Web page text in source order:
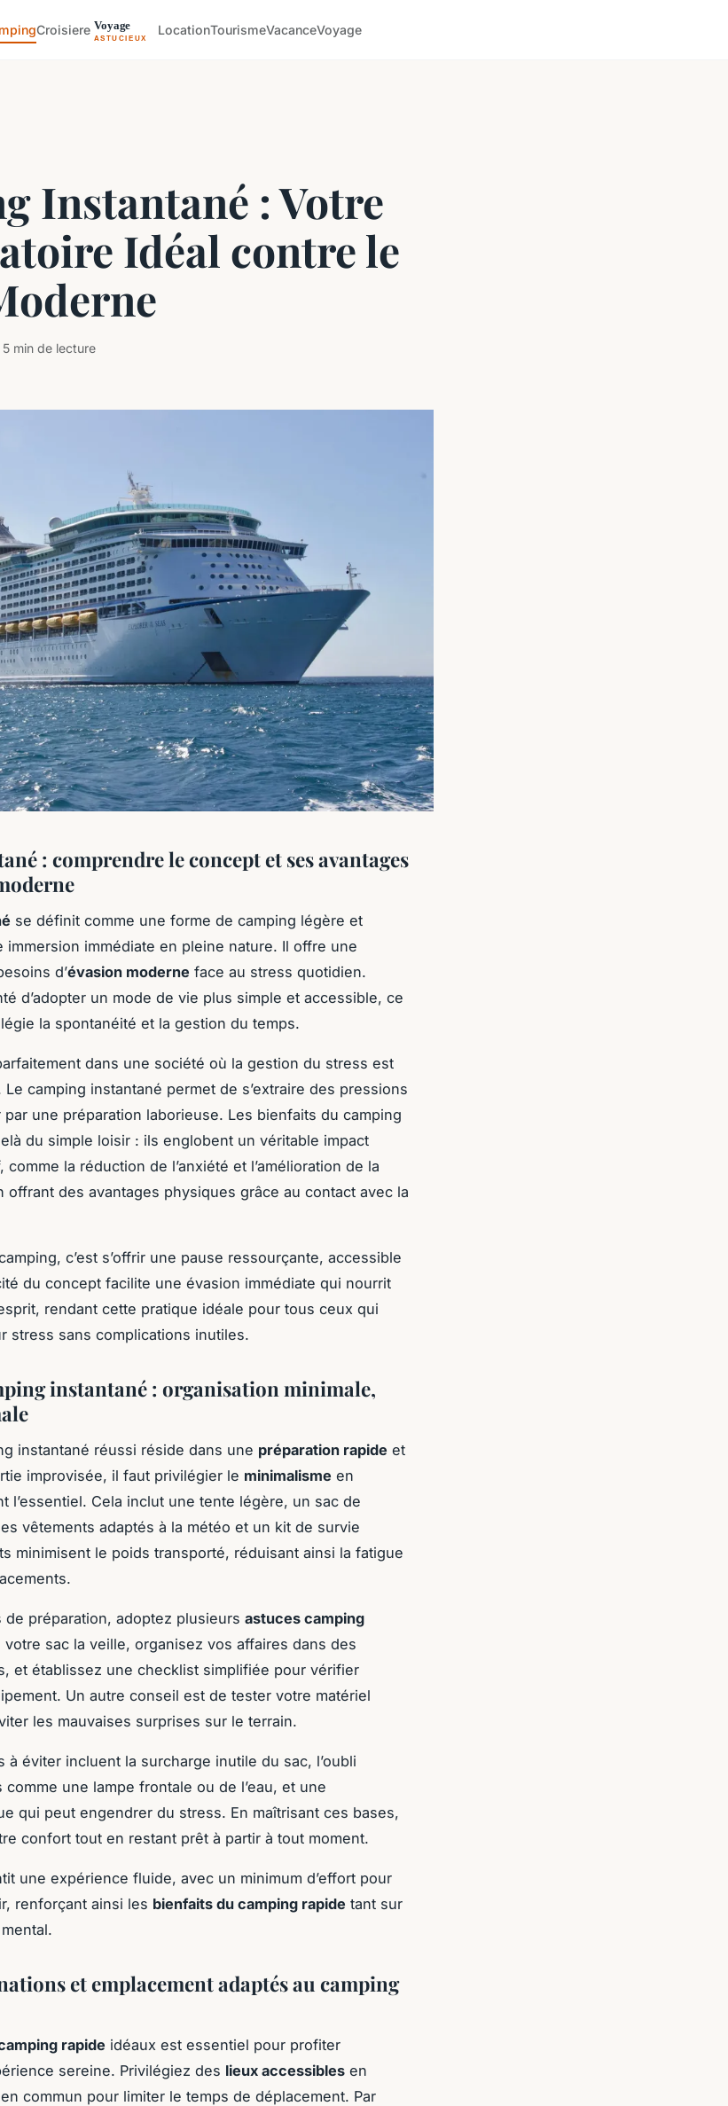
Croisiere LocationTourismeVacanceVoyage
Instantané : Votre
Idéal contre le
min de lecture
: comprendre le concept et ses avantages
se définit comme une forme de camping légère et
immersion immédiate en pleine nature. Il offre une
d’évasion moderne face au stress quotidien.
d’adopter un mode de vie plus simple et accessible, ce
la spontanéité et la gestion du temps.
dans une société où la gestion du stress est
camping instantané permet de s’extraire des pressions
une préparation laborieuse. Les bienfaits du camping
du simple loisir : ils englobent un véritable impact
la réduction de l’anxiété et l’amélioration de la
offrant des avantages physiques grâce au contact avec la
c’est s’offrir une pause ressourçante, accessible
du concept facilite une évasion immédiate qui nourrit
rendant cette pratique idéale pour tous ceux qui
stress sans complications inutiles.
instantané : organisation minimale,
instantané réussi réside dans une préparation rapide et
improvisée, il faut privilégier le minimalisme en
l’essentiel. Cela inclut une tente légère, un sac de
vêtements adaptés à la météo et un kit de survie
minimisent le poids transporté, réduisant ainsi la fatigue
de préparation, adoptez plusieurs astuces camping
votre sac la veille, organisez vos affaires dans des
et établissez une checklist simplifiée pour vérifier
Un autre conseil est de tester votre matériel
les mauvaises surprises sur le terrain.
à éviter incluent la surcharge inutile du sac, l’oubli
comme une lampe frontale ou de l’eau, et une
qui peut engendrer du stress. En maîtrisant ces bases,
confort tout en restant prêt à partir à tout moment.
une expérience fluide, avec un minimum d’effort pour
renforçant ainsi les bienfaits du camping rapide tant sur
et emplacement adaptés au camping
rapide idéaux est essentiel pour profiter
sereine. Privilégiez des lieux accessibles en
commun pour limiter le temps de déplacement. Par